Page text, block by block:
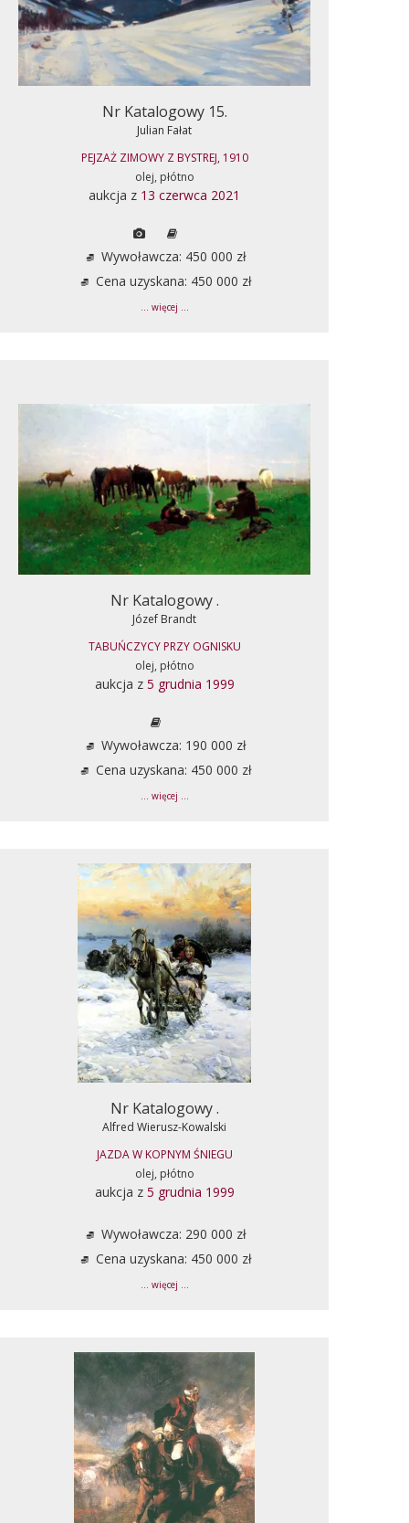
Nr Katalogowy 15.
Julian Fałat
PEJZAŻ ZIMOWY Z BYSTREJ, 1910
olej, płótno
aukcja z 13 czerwca 2021
Wywoławcza: 450 000 zł
Cena uzyskana: 450 000 zł
... więcej ...
Nr Katalogowy .
Józef Brandt
TABUŃCZYCY PRZY OGNISKU
olej, płótno
aukcja z 5 grudnia 1999
Wywoławcza: 190 000 zł
Cena uzyskana: 450 000 zł
... więcej ...
Nr Katalogowy .
Alfred Wierusz-Kowalski
JAZDA W KOPNYM ŚNIEGU
olej, płótno
aukcja z 5 grudnia 1999
Wywoławcza: 290 000 zł
Cena uzyskana: 450 000 zł
... więcej ...